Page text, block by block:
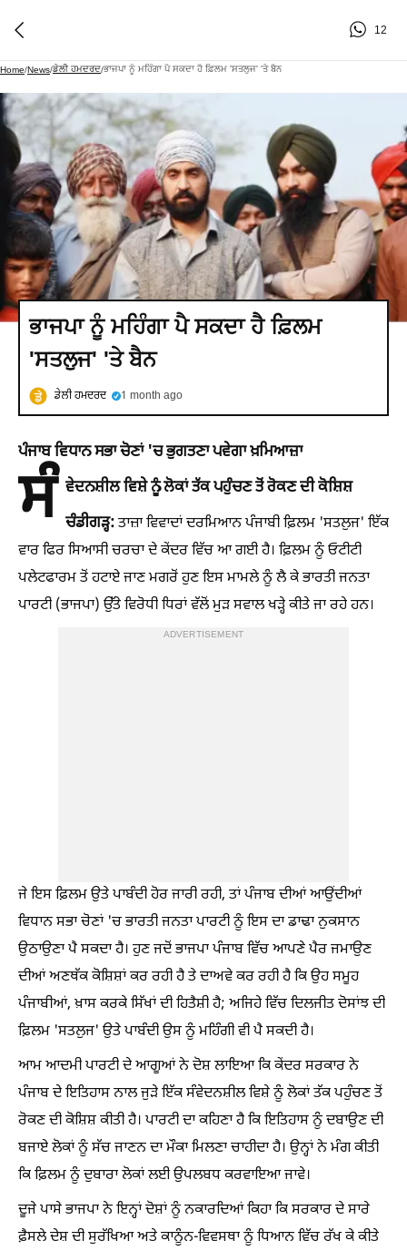
12
Home/News/ਡੇਲੀ ਹਮਦਰਦ/ਭਾਜਪਾ ਨੂੰ ਮਹਿੰਗਾ ਪੈ ਸਕਦਾ ਹੈ ਫ਼ਿਲਮ 'ਸਤਲੁਜ' 'ਤੇ ਬੈਨ
ਭਾਜਪਾ ਨੂੰ ਮਹਿੰਗਾ ਪੈ ਸਕਦਾ ਹੈ ਫ਼ਿਲਮ
'ਸਤਲੁਜ' 'ਤੇ ਬੈਨ
ਡੇਲੀ ਹਮਦਰਦ 1 month ago
ਪੰਜਾਬ ਵਿਧਾਨ ਸਭਾ ਚੋਣਾਂ 'ਚ ਭੁਗਤਣਾ ਪਵੇਗਾ ਖ਼ਮਿਆਜ਼ਾ
ਸੰ ਵੇਦਨਸ਼ੀਲ ਵਿਸ਼ੇ ਨੂੰ ਲੋਕਾਂ ਤੱਕ ਪਹੁੰਚਣ ਤੋਂ ਰੋਕਣ ਦੀ ਕੋਸ਼ਿਸ਼
ਚੰਡੀਗੜ੍ਹ:ਤਾਜ਼ਾ ਵਿਵਾਦਾਂ ਦਰਮਿਆਨ ਪੰਜਾਬੀ ਫ਼ਿਲਮ 'ਸਤਲੁਜ' ਇੱਕ
ਵਾਰ ਫਿਰ ਸਿਆਸੀ ਚਰਚਾ ਦੇ ਕੇਂਦਰ ਵਿੱਚ ਆ ਗਈ ਹੈ। ਫ਼ਿਲਮ ਨੂੰ ਓਟੀਟੀ
ਪਲੇਟਫਾਰਮ ਤੋਂ ਹਟਾਏ ਜਾਣ ਮਗਰੋਂ ਹੁਣ ਇਸ ਮਾਮਲੇ ਨੂੰ ਲੈ ਕੇ ਭਾਰਤੀ ਜਨਤਾ
ਪਾਰਟੀ (ਭਾਜਪਾ) ਉੱਤੇ ਵਿਰੋਧੀ ਧਿਰਾਂ ਵੱਲੋਂ ਮੁੜ ਸਵਾਲ ਖੜ੍ਹੇ ਕੀਤੇ ਜਾ ਰਹੇ ਹਨ।
ADVERTISEMENT
ਜੇ ਇਸ ਫ਼ਿਲਮ ਉਤੇ ਪਾਬੰਦੀ ਹੋਰ ਜਾਰੀ ਰਹੀ, ਤਾਂ ਪੰਜਾਬ ਦੀਆਂ ਆਉਂਦੀਆਂ
ਵਿਧਾਨ ਸਭਾ ਚੋਣਾਂ 'ਚ ਭਾਰਤੀ ਜਨਤਾ ਪਾਰਟੀ ਨੂੰ ਇਸ ਦਾ ਡਾਢਾ ਨੁਕਸਾਨ
ਉਠਾਉਣਾ ਪੈ ਸਕਦਾ ਹੈ। ਹੁਣ ਜਦੋਂ ਭਾਜਪਾ ਪੰਜਾਬ ਵਿੱਚ ਆਪਣੇ ਪੈਰ ਜਮਾਉਣ
ਦੀਆਂ ਅਣਥੱਕ ਕੋਸ਼ਿਸ਼ਾਂ ਕਰ ਰਹੀ ਹੈ ਤੇ ਦਾਅਵੇ ਕਰ ਰਹੀ ਹੈ ਕਿ ਉਹ ਸਮੂਹ
ਪੰਜਾਬੀਆਂ, ਖ਼ਾਸ ਕਰਕੇ ਸਿੱਖਾਂ ਦੀ ਹਿਤੈਸ਼ੀ ਹੈ; ਅਜਿਹੇ ਵਿੱਚ ਦਿਲਜੀਤ ਦੋਸਾਂਝ ਦੀ
ਫ਼ਿਲਮ 'ਸਤਲੁਜ' ਉਤੇ ਪਾਬੰਦੀ ਉਸ ਨੂੰ ਮਹਿੰਗੀ ਵੀ ਪੈ ਸਕਦੀ ਹੈ।
ਆਮ ਆਦਮੀ ਪਾਰਟੀ ਦੇ ਆਗੂਆਂ ਨੇ ਦੋਸ਼ ਲਾਇਆ ਕਿ ਕੇਂਦਰ ਸਰਕਾਰ ਨੇ
ਪੰਜਾਬ ਦੇ ਇਤਿਹਾਸ ਨਾਲ ਜੁੜੇ ਇੱਕ ਸੰਵੇਦਨਸ਼ੀਲ ਵਿਸ਼ੇ ਨੂੰ ਲੋਕਾਂ ਤੱਕ ਪਹੁੰਚਣ ਤੋਂ
ਰੋਕਣ ਦੀ ਕੋਸ਼ਿਸ਼ ਕੀਤੀ ਹੈ। ਪਾਰਟੀ ਦਾ ਕਹਿਣਾ ਹੈ ਕਿ ਇਤਿਹਾਸ ਨੂੰ ਦਬਾਉਣ ਦੀ
ਬਜਾਏ ਲੋਕਾਂ ਨੂੰ ਸੱਚ ਜਾਣਨ ਦਾ ਮੌਕਾ ਮਿਲਣਾ ਚਾਹੀਦਾ ਹੈ। ਉਨ੍ਹਾਂ ਨੇ ਮੰਗ ਕੀਤੀ
ਕਿ ਫ਼ਿਲਮ ਨੂੰ ਦੁਬਾਰਾ ਲੋਕਾਂ ਲਈ ਉਪਲਬਧ ਕਰਵਾਇਆ ਜਾਵੇ।
ਦੂਜੇ ਪਾਸੇ ਭਾਜਪਾ ਨੇ ਇਨ੍ਹਾਂ ਦੋਸ਼ਾਂ ਨੂੰ ਨਕਾਰਦਿਆਂ ਕਿਹਾ ਕਿ ਸਰਕਾਰ ਦੇ ਸਾਰੇ
ਫ਼ੈਸਲੇ ਦੇਸ਼ ਦੀ ਸੁਰੱਖਿਆ ਅਤੇ ਕਾਨੂੰਨ-ਵਿਵਸਥਾ ਨੂੰ ਧਿਆਨ ਵਿੱਚ ਰੱਖ ਕੇ ਕੀਤੇ